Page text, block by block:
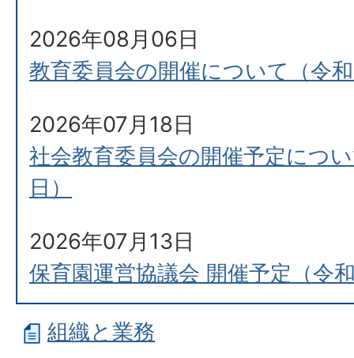
2026年08月06日
教育委員会の開催について（令
2026年07月18日
社会教育委員会の開催予定につ
日）
2026年07月13日
保育園運営協議会 開催予定（令
組織と業務